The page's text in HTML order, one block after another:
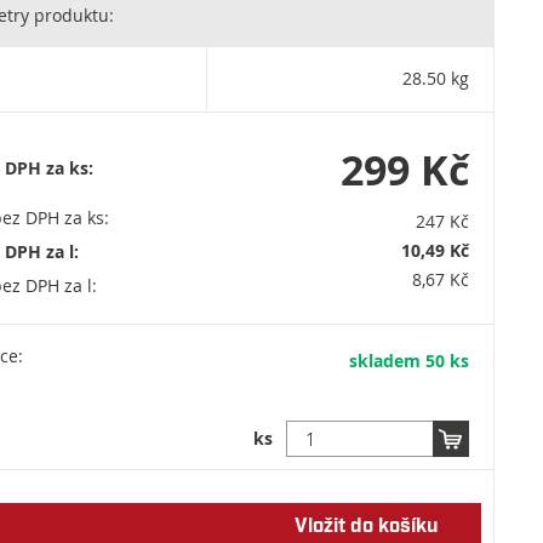
společnost rakouské nadnárodní skupiny Lasselsberger - jednoho z
Tovární 36, 373 12 Borovany / Tel.: + 420 387 925 275 /
produktu:
28.50 kg
DPH za ks:
DPH za ks:
DPH za l:
DPH za l:
299 Kč
247 Kč
10,49 Kč
8,67 Kč
skladem 50 ks
ks
Vložit do košíku